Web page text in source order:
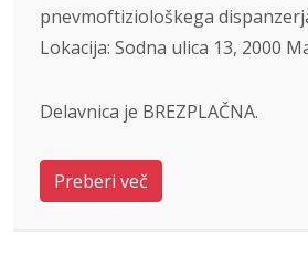
pnevmoftiziološkega
Lokacija: Sodna ulica 13, 2000
Delavnica je BREZPLAČNA.
Preberi več